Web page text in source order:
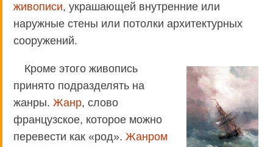
живописи, украшающей внутренние или
наружные стены или потолки архитектурных
сооружений.
Кроме этого живопись
принято подразделять на
жанры. Жанр, слово
французское, которое можно
перевести как «род». Жанром